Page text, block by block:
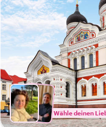
Wähle deinen